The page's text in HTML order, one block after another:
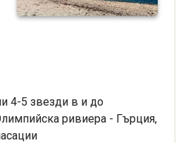
4-5 звезди в и до
ривиера - Гърция,